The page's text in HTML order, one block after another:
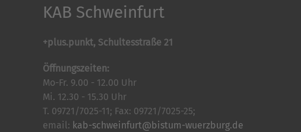
KAB Schweinfurt
+plus.punkt, Schultesstraße 21
Öffnungszeiten:
Mo-Fr. 9.00 - 12.00 Uhr
Mi. 12.30 - 15.30 Uhr
T. 09721/7025-11; Fax: 09721/7025-25;
email: kab-schweinfurt@bistum-wuerzburg.de